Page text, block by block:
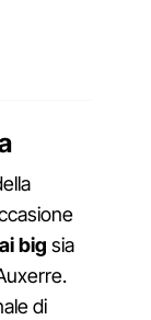
big sia
di